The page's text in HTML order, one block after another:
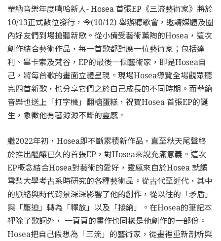
華納音樂年度嘻哈新人- Hosea 首張EP《三流藝術家》將於
10/13正式數位發行，今(10/12) 舉辦聽歌會，邀請媒體及圈
內好友們到場搶聽新歌。從小備受藝術薰陶的Hosea，這次
創作結合藝術作品，每一首歌都對應一位藝術家；包括達
利、畢卡索及梵谷，EP的最後一個藝術家，即是Hosea自
己，將每首歌的畫面立體呈現。現場Hosea導覽全場觀眾聽
完四首新歌，也分享它們之於自己成長的不同時期。而華納
音樂也送上「打字機」翻糖蛋糕，祝賀Hosea 首張EP的誕
生，象徵他有著源源不斷的靈感。
繼2022年初，Hosea即不斷累積新作品，直至秋天尾聲終
於推出醞釀已久的首張EP，對Hosea來說充滿意義。這次
EP概念結合Hosea對藝術的愛好，靈感來自於Hosea 就讀
雪梨大學考古系時研究的各種藝術品。從古代至近代，其中
的脈絡與時代背景深深影響了他的創作，從以往的「矛盾」
與「壓迫」轉為「釋放」以及「接納」。在Hosea的筆記本
裡除了歌詞外， 一頁頁的畫作也同樣是他創作的一部份。
Hosea把自己假想為「三流」的藝術家，從畫裡重新剖析與